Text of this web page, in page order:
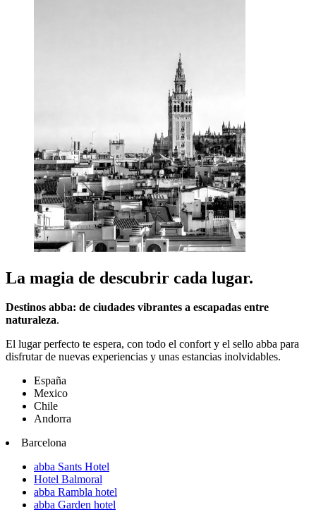
La magia de descubrir cada lugar.
Destinos abba: de ciudades vibrantes a escapadas entre
naturaleza.
El lugar perfecto te espera, con todo el confort y el sello abba para
disfrutar de nuevas experiencias y unas estancias inolvidables.
España
Mexico
Chile
Andorra
Barcelona
abba Sants Hotel
Hotel Balmoral
abba Rambla hotel
abba Garden hotel